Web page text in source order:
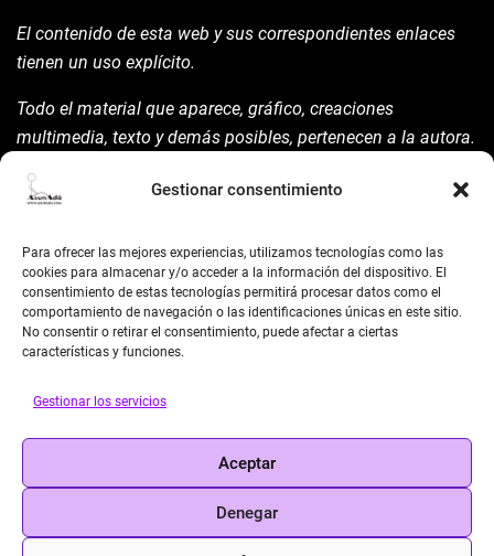
Gestionar consentimiento
Para ofrecer las mejores experiencias, utilizamos tecnologías como las
cookies para almacenar y/o acceder a la información del dispositivo. El
consentimiento de estas tecnologías permitirá procesar datos como el
comportamiento de navegación o las identificaciones únicas en este sitio.
No consentir o retirar el consentimiento, puede afectar a ciertas
características y funciones.
Gestionar los servicios
Aceptar
Denegar
El contenido de esta web y sus correspondientes enlaces
tienen un uso explícito.
Todo el material que aparece, gráfico, creaciones
multimedia, texto y demás posibles, pertenecen a la autora.
la mism para ello.
Siempre habrá de nombrarla y reconocer pues su autoría
©AsunAdá ​Gracias.